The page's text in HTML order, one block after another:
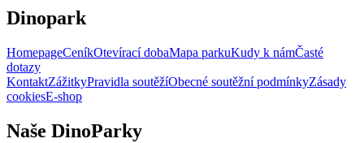
Dinopark
HomepageCeníkOtevírací dobaMapa parkuKudy k námČasté
dotazy
KontaktZážitkyPravidla soutěžíObecné soutěžní podmínkyZásady
cookiesE-shop
Naše DinoParky